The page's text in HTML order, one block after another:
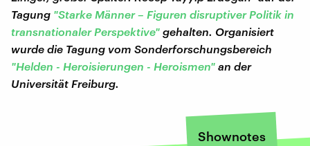
Tagung "Starke Männer – Figuren disruptiver Politik in
transnationaler Perspektive" gehalten. Organisiert
wurde die Tagung vom Sonderforschungsbereich
"Helden - Heroisierungen - Heroismen" an der
Universität Freiburg.
Shownotes